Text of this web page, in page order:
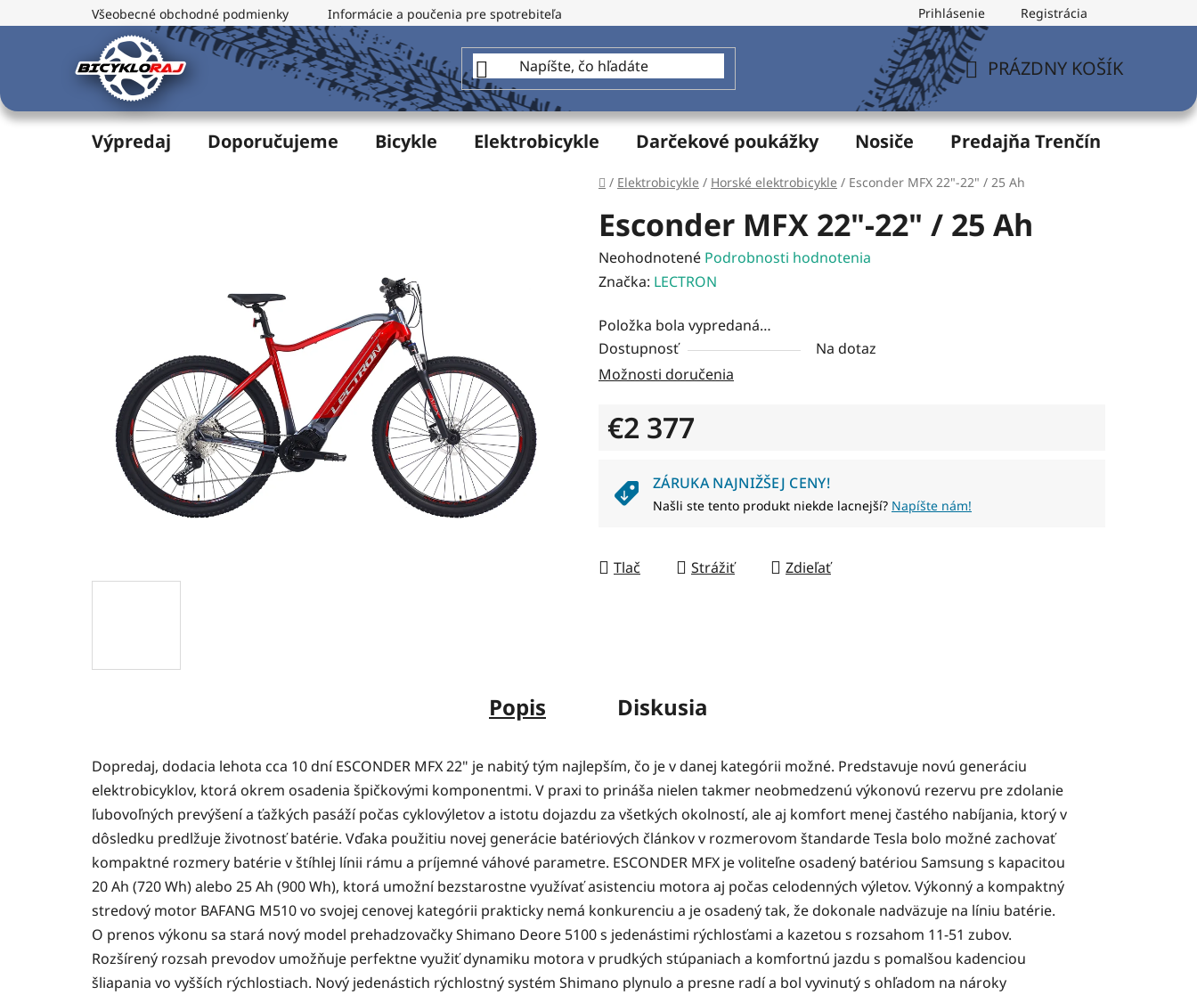
na
Všeobecné obchodné podmienky Informácie a poučenia pre spotrebiteľa Formulár na odstúpenie od zmluvy
Prihlásenie Registrácia
KOŠÍK
PRÁZDNY KOŠÍK
Výpredaj Doporučujeme Bicykle Elektrobicykle Darčekové poukážky Nosiče Predajňa Trenčín
Domov
/ Elektrobicykle / Horské elektrobicykle / Esconder MFX 22"-22" / 25 Ah
Esconder MFX 22"-22" / 25 Ah
Priemerné
hodnotenie
je
0,0
z
hviezdičiek.
Neohodnotené Podrobnosti hodnotenia
Značka: LECTRON
Položka bola vypredaná…
Dostupnosť
Na dotaz
Možnosti doručenia
€2 377
ZÁRUKA NAJNIŽŠEJ CENY!
Našli ste tento produkt niekde lacnejší? Napíšte nám!
Tlač Strážiť Zdieľať
Popis Diskusia
Dopredaj, dodacia lehota cca 10 dní ESCONDER MFX 22" je nabitý tým najlepším, čo je v danej kategórii možné. Predstavuje novú generáciu
elektrobicyklov, ktorá okrem osadenia špičkovými komponentmi. V praxi to prináša nielen takmer neobmedzenú výkonovú rezervu pre zdolanie
ľubovoľných prevýšení a ťažkých pasáží počas cyklovýletov a istotu dojazdu za všetkých okolností, ale aj komfort menej častého nabíjania, ktorý v
dôsledku predlžuje životnosť batérie. Vďaka použitiu novej generácie batériových článkov v rozmerovom štandarde Tesla bolo možné zachovať
kompaktné rozmery batérie v štíhlej línii rámu a príjemné váhové parametre. ESCONDER MFX je voliteľne osadený batériou Samsung s kapacitou
20 Ah (720 Wh) alebo 25 Ah (900 Wh), ktorá umožní bezstarostne využívať asistenciu motora aj počas celodenných výletov. Výkonný a kompaktný
stredový motor BAFANG M510 vo svojej cenovej kategórii prakticky nemá konkurenciu a je osadený tak, že dokonale nadväzuje na líniu batérie.
O prenos výkonu sa stará nový model prehadzovačky Shimano Deore 5100 s jedenástimi rýchlosťami a kazetou s rozsahom 11-51 zubov.
Rozšírený rozsah prevodov umožňuje perfektne využiť dynamiku motora v prudkých stúpaniach a komfortnú jazdu s pomalšou kadenciou
šliapania vo vyšších rýchlostiach. Nový jedenástich rýchlostný systém Shimano plynulo a presne radí a bol vyvinutý s ohľadom na nároky